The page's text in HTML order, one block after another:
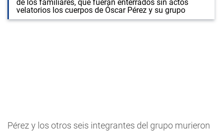
de los familiares, que fueran enterrados sin actos
velatorios los cuerpos de Óscar Pérez y su grupo
Pérez y los otros seis integrantes del grupo murieron